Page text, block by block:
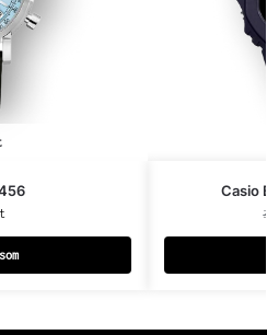
Casio